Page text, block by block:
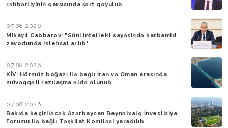
rəhbərliyinin qarşısında şərt qoyulub
07.08.2026
Mikayıl Cabbarov: "Süni intellekt sayəsində karbamid
zavodunda istehsal artıb"
07.08.2026
KİV: Hörmüz boğazı ilə bağlı İran və Oman arasında
müvəqqəti razılaşma əldə olunub
07.08.2026
Bakıda keçiriləcək Azərbaycan Beynəlxalq İnvestisiya
Forumu ilə bağlı Təşkilat Komitəsi yaradılıb